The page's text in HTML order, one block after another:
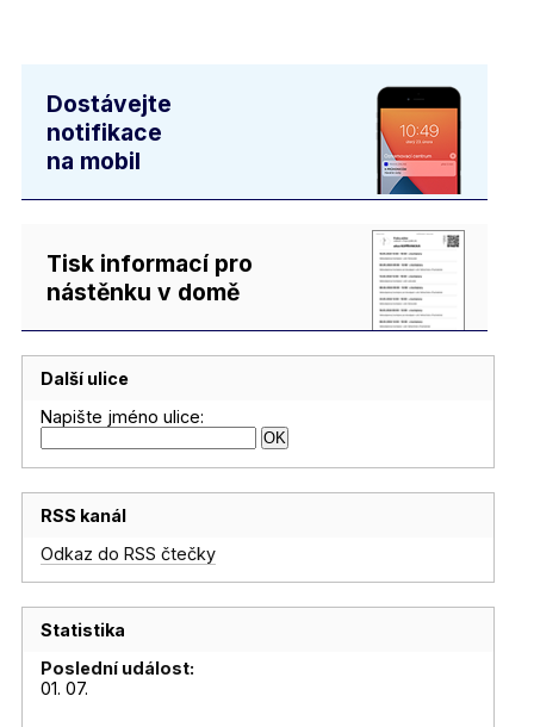
Dostávejte
notifikace
na mobil
Tisk informací pro
nástěnku v domě
Další ulice
Napište jméno ulice:
RSS kanál
Odkaz do RSS čtečky
Statistika
Poslední událost:
01. 07.